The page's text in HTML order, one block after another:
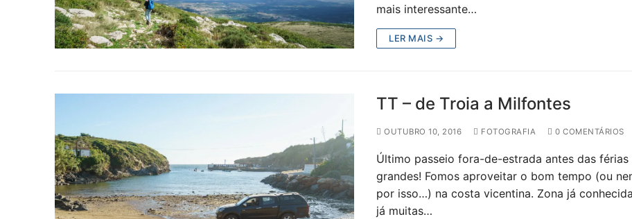
mais interessante…
LER MAIS →
TT – de Troia a Milfontes
OUTUBRO 10, 2016 FOTOGRAFIA 0 COMENTÁRIOS
Último passeio fora-de-estrada antes das férias
grandes! Fomos aproveitar o bom tempo (ou
por isso…) na costa vicentina. Zona já
já muitas…